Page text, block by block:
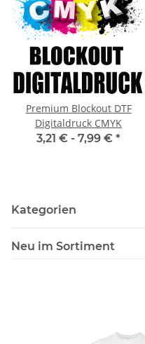
Premium Blockout DTF
Digitaldruck CMYK
3,21 € - 7,99 € *
Kategorien
Neu im Sortiment